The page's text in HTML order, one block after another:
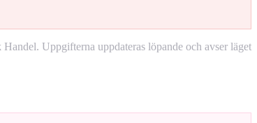
Uppgifterna uppdateras löpande och avser läget